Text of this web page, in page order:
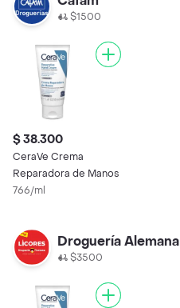
$1500
$ 38.300
CeraVe Crema
Reparadora de Manos
766/ml
Droguería Alemana
$3500